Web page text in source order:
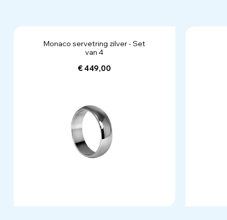
Monaco servetring zilver - Set
van 4
€ 449,00